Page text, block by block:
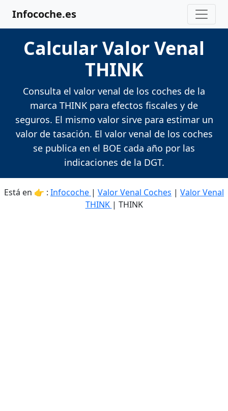
Infocoche.es
Calcular Valor Venal
THINK
Consulta el valor venal de los coches de la
marca THINK para efectos fiscales y de
seguros. El mismo valor sirve para estimar un
valor de tasación. El valor venal de los coches
se publica en el BOE cada año por las
indicaciones de la DGT.
Está en 👉 : Infocoche | Valor Venal Coches | Valor Venal
THINK | THINK